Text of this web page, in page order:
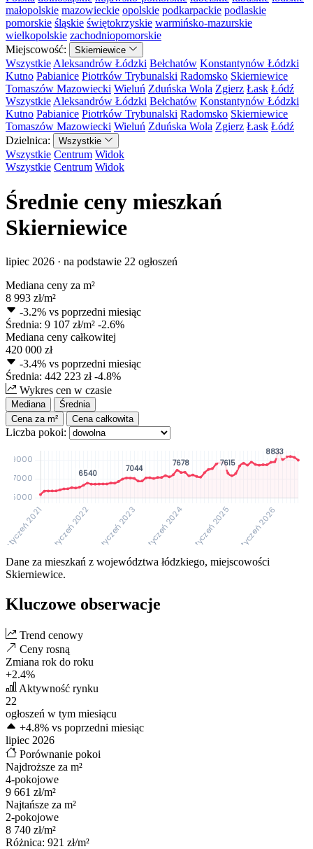
małopolskie mazowieckie opolskie podkarpackie podlaskie
pomorskie śląskie świętokrzyskie warmińsko-mazurskie
wielkopolskie zachodniopomorskie
Miejscowość:
Skierniewice
Wszystkie Aleksandrów Łódzki Bełchatów Konstantynów Łódzki
Kutno Pabianice Piotrków Trybunalski Radomsko Skierniewice
Tomaszów Mazowiecki Wieluń Zduńska Wola Zgierz Łask Łódź
Wszystkie Aleksandrów Łódzki Bełchatów Konstantynów Łódzki
Kutno Pabianice Piotrków Trybunalski Radomsko Skierniewice
Tomaszów Mazowiecki Wieluń Zduńska Wola Zgierz Łask Łódź
Dzielnica:
Wszystkie
Wszystkie Centrum Widok
Wszystkie Centrum Widok
Średnie ceny mieszkań
Skierniewice
lipiec 2026 · na podstawie 22 ogłoszeń
Mediana ceny za m²
8 993 zł/m²
-3.2% vs poprzedni miesiąc
Średnia: 9 107 zł/m² -2.6%
Mediana ceny całkowitej
420 000 zł
-3.4% vs poprzedni miesiąc
Średnia: 442 223 zł -4.8%
Wykres cen w czasie
Mediana
Średnia
Cena za m²
Cena całkowita
Liczba pokoi:
Dane za mieszkań z województwa łódzkiego, miejscowości
Skierniewice.
Kluczowe obserwacje
Trend cenowy
Ceny rosną
Zmiana rok do roku
+2.4%
Aktywność rynku
22
ogłoszeń w tym miesiącu
+4.8% vs poprzedni miesiąc
lipiec 2026
Porównanie pokoi
Najdroższe za m²
4-pokojowe
9 661 zł/m²
Najtańsze za m²
2-pokojowe
8 740 zł/m²
Różnica: 921 zł/m²